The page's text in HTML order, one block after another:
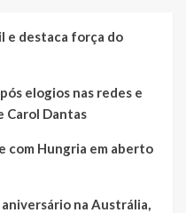
e destaca força do
elogios nas redes e
Carol Dantas
com Hungria em aberto
na Austrália,